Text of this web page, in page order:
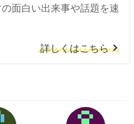
面白い出来事や話題を速
詳しくはこちら